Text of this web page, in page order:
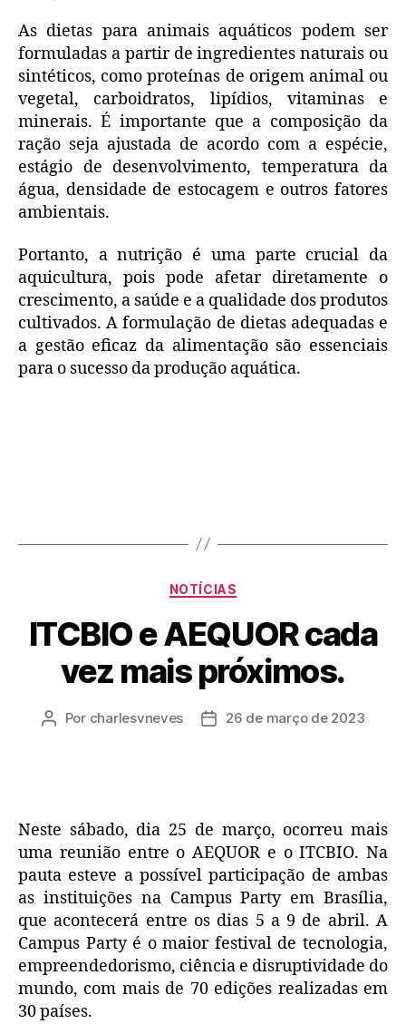
As dietas para animais aquáticos podem ser
formuladas a partir de ingredientes naturais ou
sintéticos, como proteínas de origem animal ou
vegetal, carboidratos, lipídios, vitaminas e
minerais. É importante que a composição da
ração seja ajustada de acordo com a espécie,
estágio de desenvolvimento, temperatura da
água, densidade de estocagem e outros fatores
ambientais.
Portanto, a nutrição é uma parte crucial da
aquicultura, pois pode afetar diretamente o
crescimento, a saúde e a qualidade dos produtos
cultivados. A formulação de dietas adequadas e
a gestão eficaz da alimentação são essenciais
para o sucesso da produção aquática.
NOTÍCIAS
ITCBIO e AEQUOR cada
vez mais próximos.
Por charlesvneves 26 de março de 2023
Neste sábado, dia 25 de março, ocorreu mais
uma reunião entre o AEQUOR e o ITCBIO. Na
pauta esteve a possível participação de ambas
as instituições na Campus Party em Brasília,
que acontecerá entre os dias 5 a 9 de abril. A
Campus Party é o maior festival de tecnologia,
empreendedorismo, ciência e disruptividade do
mundo, com mais de 70 edições realizadas em
30 países.